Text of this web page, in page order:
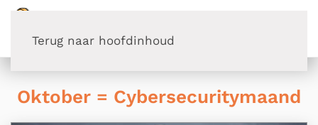
Terug naar hoofdinhoud
Oktober = Cybersecuritymaand